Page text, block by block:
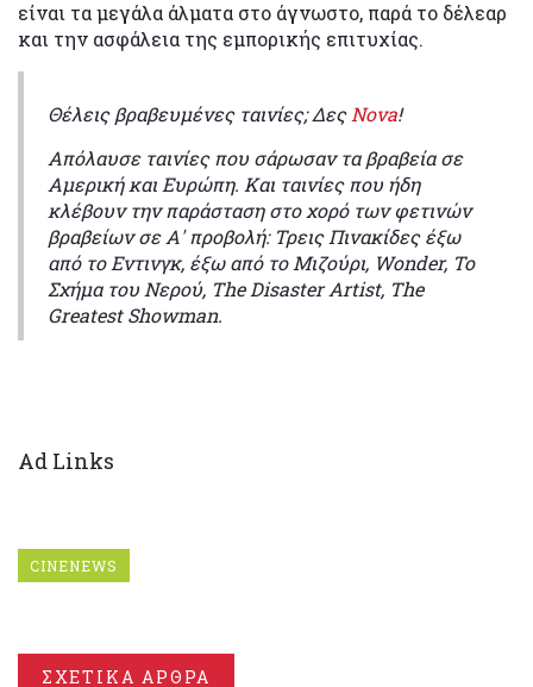
είναι τα μεγάλα άλματα στο άγνωστο, παρά το δέλεαρ
και την ασφάλεια της εμπορικής επιτυχίας.
Θέλεις βραβευμένες ταινίες; Δες Nova!
Απόλαυσε ταινίες που σάρωσαν τα βραβεία σε
Αμερική και Ευρώπη. Και ταινίες που ήδη
κλέβουν την παράσταση στο χορό των φετινών
βραβείων σε Α' προβολή: Τρεις Πινακίδες έξω
από το Εντινγκ, έξω από το Μιζούρι, Wonder, Το
Σχήμα του Νερού, The Disaster Artist, The
Greatest Showman.
Ad Links
CINENEWS
ΣΧΕΤΙΚΑ ΑΡΘΡΑ